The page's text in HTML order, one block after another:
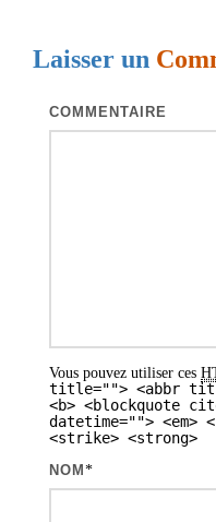
a
Laisser un
COMMENTAIRE
Vous pouvez utiliser ces
title=""> <abbr
<b> <blockquote
datetime=""> <em>
<strike> <strong>
NOM *